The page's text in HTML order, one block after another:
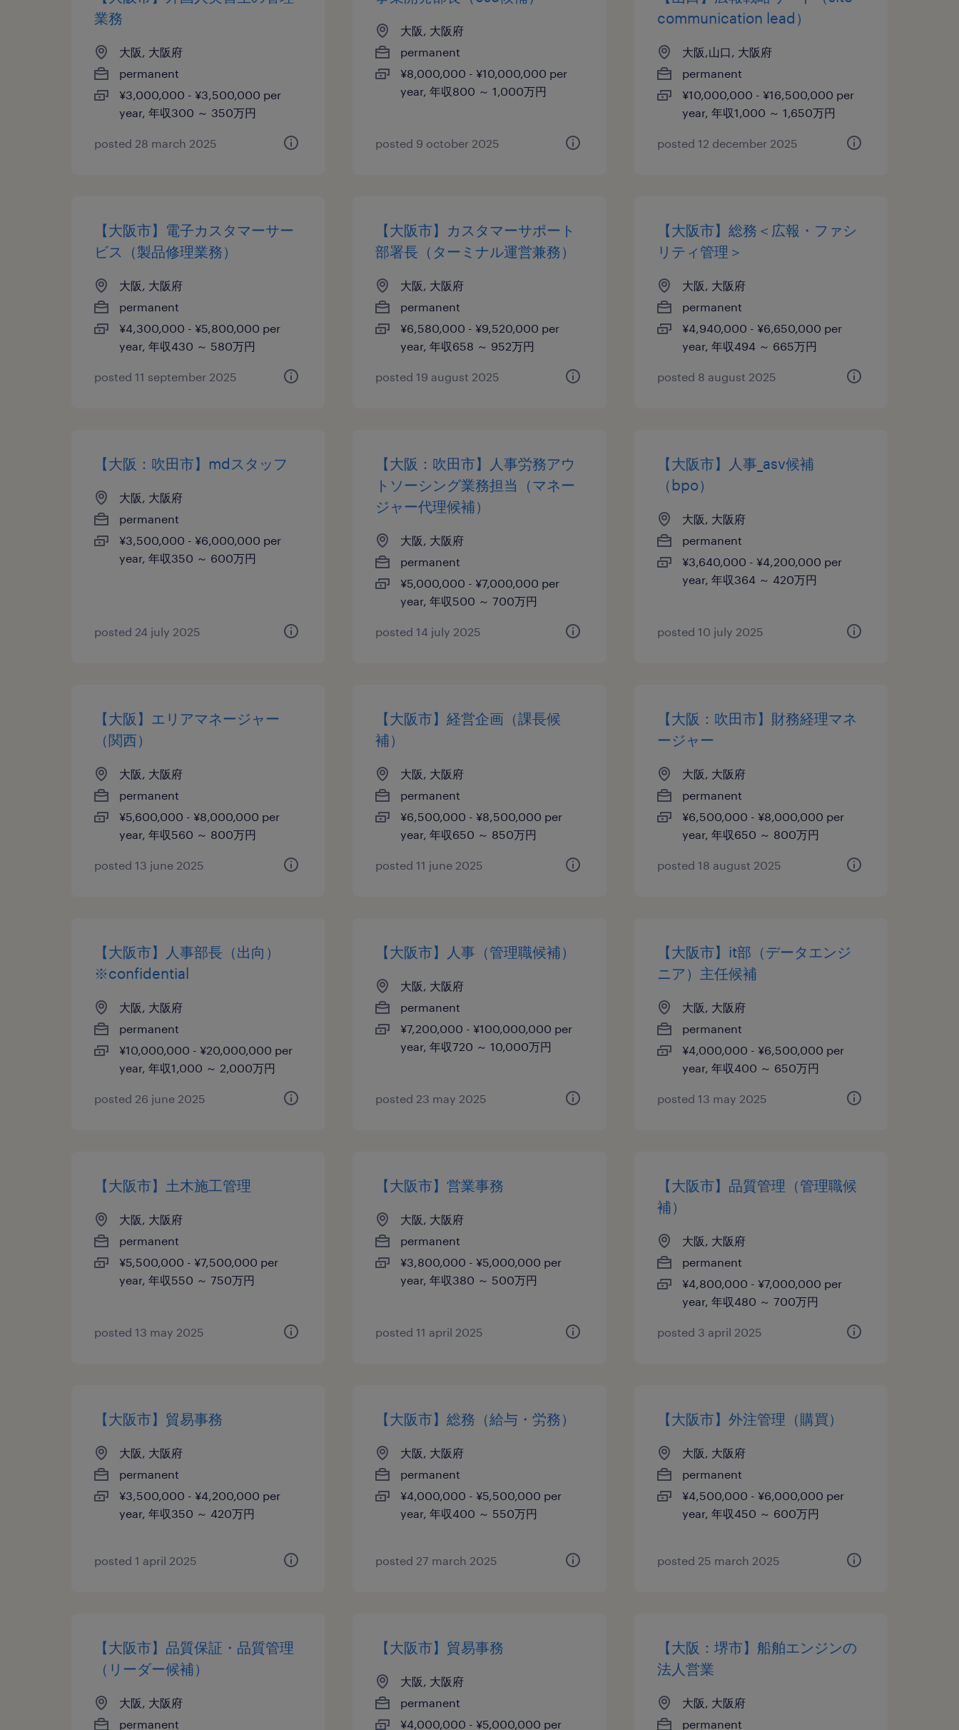
業務
大阪, 大阪府
permanent
¥3,000,000 - ¥3,500,000 per
year, 年収300 ～ 350万円
posted 28 march 2025
大阪, 大阪府
permanent
¥8,000,000 - ¥10,000,000 per
year, 年収800 ～ 1,000万円
posted 9 october 2025
communication lead）
大阪,山口, 大阪府
permanent
¥10,000,000 - ¥16,500,000 per
year, 年収1,000 ～ 1,650万円
posted 12 december 2025
【大阪市】電子カスタマーサー
ビス（製品修理業務）
大阪, 大阪府
permanent
¥4,300,000 - ¥5,800,000 per
year, 年収430 ～ 580万円
posted 11 september 2025
【大阪市】カスタマーサポート
部署長（ターミナル運営兼務）
大阪, 大阪府
permanent
¥6,580,000 - ¥9,520,000 per
year, 年収658 ～ 952万円
posted 19 august 2025
【大阪市】総務＜広報・ファシ
リティ管理＞
大阪, 大阪府
permanent
¥4,940,000 - ¥6,650,000 per
year, 年収494 ～ 665万円
posted 8 august 2025
【大阪：吹田市】mdスタッフ
大阪, 大阪府
permanent
¥3,500,000 - ¥6,000,000 per
year, 年収350 ～ 600万円
posted 24 july 2025
【大阪：吹田市】人事労務アウ
トソーシング業務担当（マネー
ジャー代理候補）
大阪, 大阪府
permanent
¥5,000,000 - ¥7,000,000 per
year, 年収500 ～ 700万円
posted 14 july 2025
【大阪市】人事_asv候補
（bpo）
大阪, 大阪府
permanent
¥3,640,000 - ¥4,200,000 per
year, 年収364 ～ 420万円
posted 10 july 2025
【大阪】エリアマネージャー
（関西）
大阪, 大阪府
permanent
¥5,600,000 - ¥8,000,000 per
year, 年収560 ～ 800万円
posted 13 june 2025
【大阪市】経営企画（課長候
補）
大阪, 大阪府
permanent
¥6,500,000 - ¥8,500,000 per
year, 年収650 ～ 850万円
posted 11 june 2025
【大阪：吹田市】財務経理マネ
ージャー
大阪, 大阪府
permanent
¥6,500,000 - ¥8,000,000 per
year, 年収650 ～ 800万円
posted 18 august 2025
【大阪市】人事部長（出向）
※confidential
大阪, 大阪府
permanent
¥10,000,000 - ¥20,000,000 per
year, 年収1,000 ～ 2,000万円
posted 26 june 2025
【大阪市】人事（管理職候補）
大阪, 大阪府
permanent
¥7,200,000 - ¥100,000,000 per
year, 年収720 ～ 10,000万円
posted 23 may 2025
【大阪市】it部（データエンジ
ニア）主任候補
大阪, 大阪府
permanent
¥4,000,000 - ¥6,500,000 per
year, 年収400 ～ 650万円
posted 13 may 2025
【大阪市】土木施工管理
大阪, 大阪府
permanent
¥5,500,000 - ¥7,500,000 per
year, 年収550 ～ 750万円
posted 13 may 2025
【大阪市】営業事務
大阪, 大阪府
permanent
¥3,800,000 - ¥5,000,000 per
year, 年収380 ～ 500万円
posted 11 april 2025
【大阪市】品質管理（管理職候
補）
大阪, 大阪府
permanent
¥4,800,000 - ¥7,000,000 per
year, 年収480 ～ 700万円
posted 3 april 2025
【大阪市】貿易事務
大阪, 大阪府
permanent
¥3,500,000 - ¥4,200,000 per
year, 年収350 ～ 420万円
posted 1 april 2025
【大阪市】総務（給与・労務）
大阪, 大阪府
permanent
¥4,000,000 - ¥5,500,000 per
year, 年収400 ～ 550万円
posted 27 march 2025
【大阪市】外注管理（購買）
大阪, 大阪府
permanent
¥4,500,000 - ¥6,000,000 per
year, 年収450 ～ 600万円
posted 25 march 2025
【大阪市】品質保証・品質管理
（リーダー候補）
大阪, 大阪府
permanent
【大阪市】貿易事務
大阪, 大阪府
permanent
¥4,000,000 - ¥5,000,000 per
【大阪：堺市】船舶エンジンの
法人営業
大阪, 大阪府
permanent